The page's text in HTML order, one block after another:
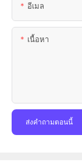
อีเมล
เนื้อหา
ส่งคำถามตอนนี้